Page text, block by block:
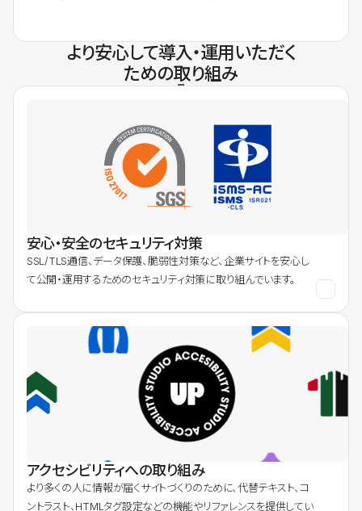
より安心して導入・運用いただく
ための取り組み
安心・安全のセキュリティ対策
SSL/TLS通信、データ保護、脆弱性対策など、企業サイトを安心し
て公開・運用するためのセキュリティ対策に取り組んでいます。
アクセシビリティへの取り組み
より多くの人に情報が届くサイトづくりのために、代替テキスト、コ
ントラスト、HTMLタグ設定などの機能やリファレンスを提供してい